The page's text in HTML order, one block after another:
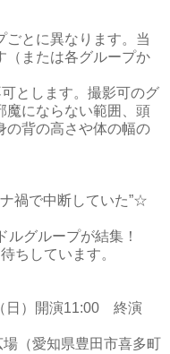
ごとに異なります。当
（または各グループか
とします。撮影可のグ
魔にならない範囲、頭
の背の高さや体の幅の
禍で中断していた”☆
グループが結集！
ちしています。
日）開演11:00 終演
（愛知県豊田市喜多町